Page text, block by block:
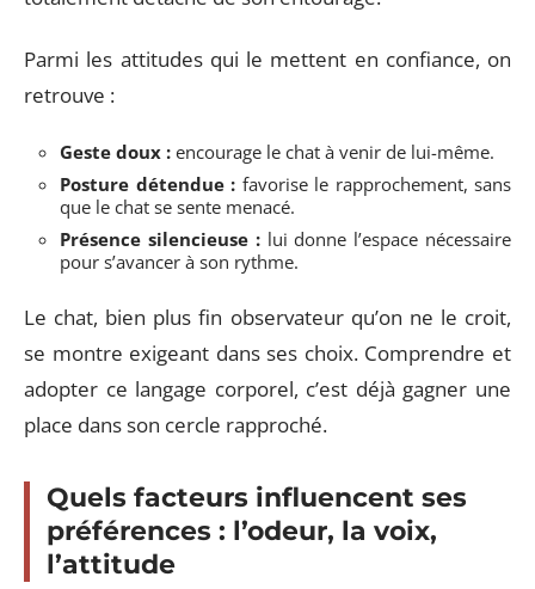
Parmi les attitudes qui le mettent en confiance, on
retrouve :
Geste doux : encourage le chat à venir de lui-même.
Posture détendue : favorise le rapprochement, sans
que le chat se sente menacé.
Présence silencieuse :lui donne l’espace nécessaire
pour s’avancer à son rythme.
Le chat, bien plus fin observateur qu’on ne le croit,
se montre exigeant dans ses choix. Comprendre et
adopter ce langage corporel, c’est déjà gagner une
place dans son cercle rapproché.
Quels facteurs influencent ses
préférences : l’odeur, la voix,
l’attitude